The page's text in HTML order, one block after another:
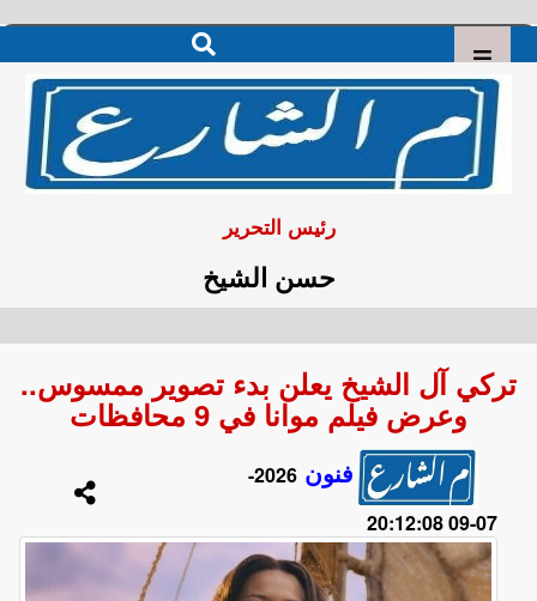
رئيس التحرير
حسن الشيخ
تركي آل الشيخ يعلن بدء تصوير ممسوس..
وعرض فيلم موانا في 9 محافظات
فنون
2026-
07-09 20:12:08